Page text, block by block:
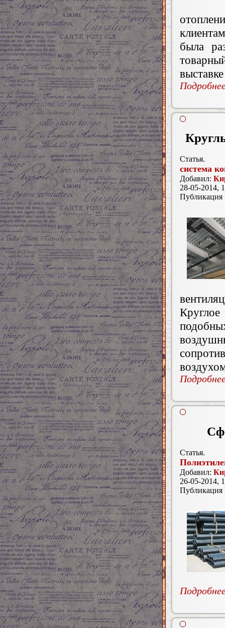
была
Статья.
система
Добавил:
28-05-2014,
Статья.
Добавил:
26-05-2014,